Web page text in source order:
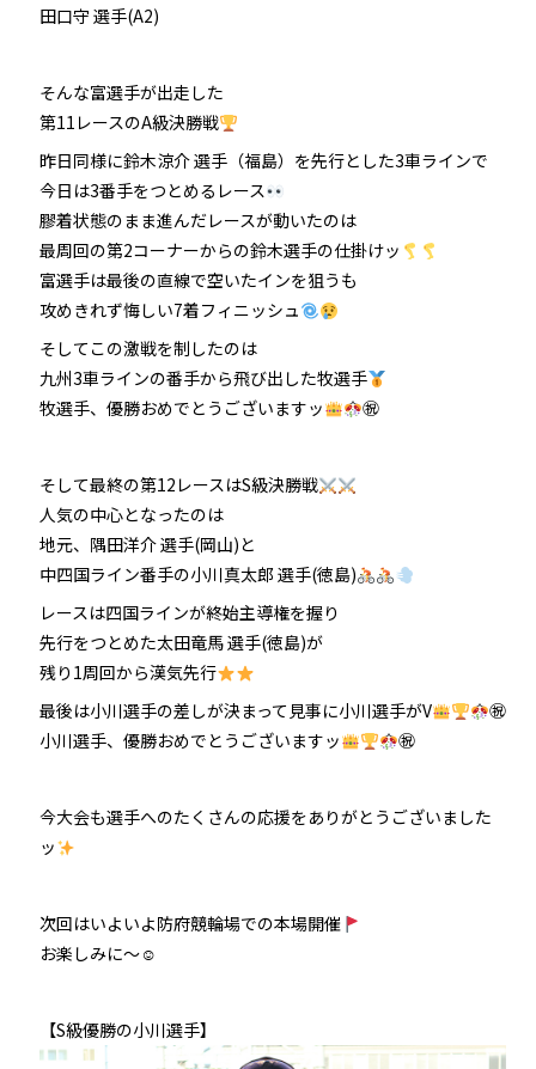
来場者の肖像権について
田口守 選手(A2)
そんな富選手が出走した
第11レースのA級決勝戦
昨日同様に鈴木涼介 選手（福島）を先行とした3車ラインで
今日は3番手をつとめるレース
膠着状態のまま進んだレースが動いたのは
最周回の第2コーナーからの鈴木選手の仕掛けッ
富選手は最後の直線で空いたインを狙うも
攻めきれず悔しい7着フィニッシュ
そしてこの激戦を制したのは
九州3車ラインの番手から飛び出した牧選手
牧選手、優勝おめでとうございますッ
㊗
そして最終の第12レースはS級決勝戦
人気の中心となったのは
地元、隅田洋介 選手(岡山)と
中四国ライン番手の小川真太郎 選手(徳島)
レースは四国ラインが終始主導権を握り
先行をつとめた太田竜馬 選手(徳島)が
残り1周回から漢気先行
最後は小川選手の差しが決まって見事に小川選手がV
㊗
小川選手、優勝おめでとうございますッ
㊗
今大会も選手へのたくさんの応援をありがとうございました
ッ
次回はいよいよ防府競輪場での本場開催
お楽しみに～☺
【S級優勝の小川選手】